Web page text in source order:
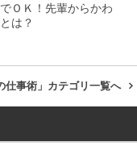
ＯＫ！先輩からかわ
は？
仕事術」カテゴリ一覧へ